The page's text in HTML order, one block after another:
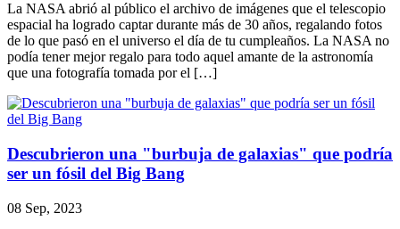
La NASA abrió al público el archivo de imágenes que el telescopio
espacial ha logrado captar durante más de 30 años, regalando fotos
de lo que pasó en el universo el día de tu cumpleaños. La NASA no
podía tener mejor regalo para todo aquel amante de la astronomía
que una fotografía tomada por el […]
Descubrieron una "burbuja de galaxias" que podría
ser un fósil del Big Bang
08 Sep, 2023